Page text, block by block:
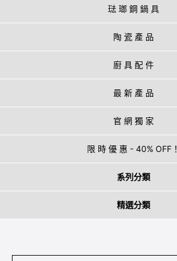
琺 瑯 鋼 鍋 具
陶 瓷 產 品
廚 具 配 件
最 新 產 品
官 網 獨 家
限 時 優 惠 - 40% OFF！
系列分類
精選分類